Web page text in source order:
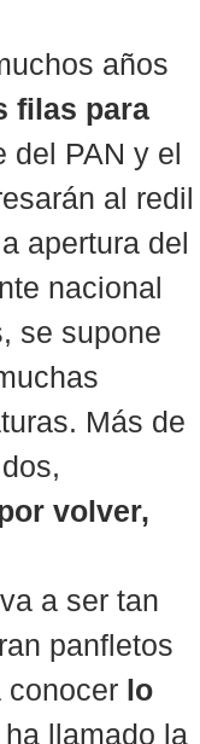
años
filas para
del PAN y el
al redil
apertura del
nacional
se supone
Más de
volver,
a ser tan
panfletos
conocer lo
llamado la